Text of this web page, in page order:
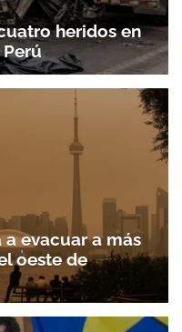
nuestro boletín.
ACEPTAR
heridos en
evacuar a más
oeste de